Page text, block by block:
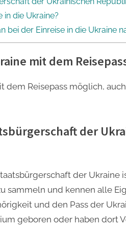
in die Ukraine?
bei der Einreise in die Ukraine
mit dem
dem Reisepass möglich,
der
der Ukraine
sammeln und kennen alle
und den Pass der
geboren oder haben dort